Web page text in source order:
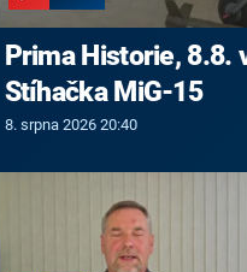
Prima Historie, 8.8.
Stíhačka MiG-15
8. srpna 2026 20:40